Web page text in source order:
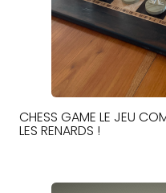
CHESS GAME LE JEU
LES RENARDS !